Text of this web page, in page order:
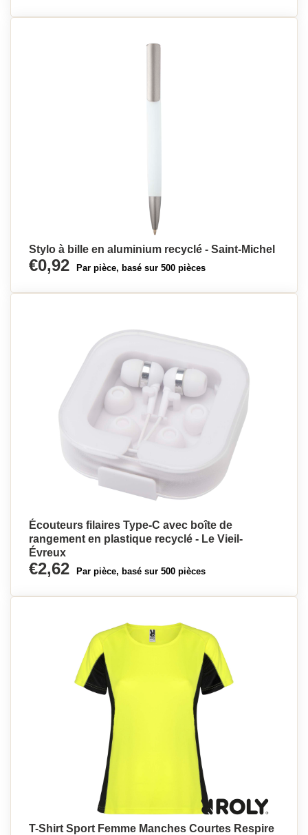
Stylo à bille en aluminium recyclé - Saint-Michel
€0,92 Par pièce, basé sur 500 pièces
Écouteurs filaires Type-C avec boîte de
rangement en plastique recyclé - Le Vieil-
Évreux
€2,62 Par pièce, basé sur 500 pièces
T-Shirt Sport Femme Manches Courtes Respire